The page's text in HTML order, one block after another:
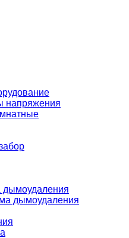
напряжения
дымоудаления
дымоудаления